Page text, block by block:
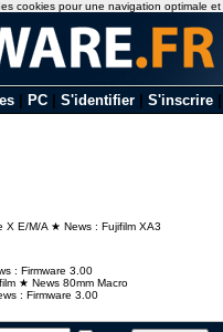
PC S'identifier S'inscrire
X E/M/A ★ News : Fujifilm XA3
: Firmware 3.00
★ News 80mm Macro
: Firmware 3.00
cookies pour une navigation optimale